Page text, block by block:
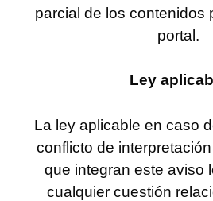
parcial de los contenidos
portal.
Ley
La ley aplicable en caso
conflicto de
que integran este aviso
cualquier cuestión